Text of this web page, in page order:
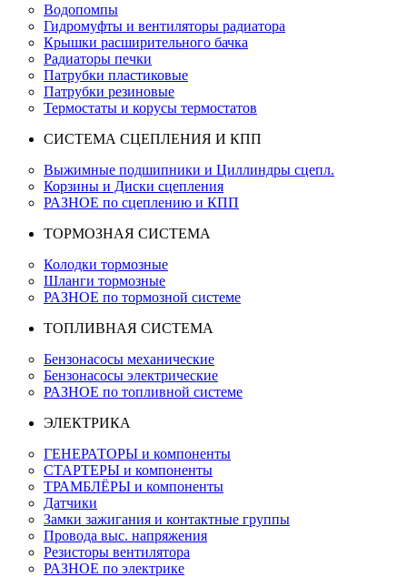
Водопомпы
Гидромуфты и вентиляторы радиатора
Крышки расширительного бачка
Радиаторы печки
Патрубки пластиковые
Патрубки резиновые
Термостаты и корусы термостатов
СИСТЕМА СЦЕПЛЕНИЯ И КПП
Выжимные подшипники и Циллиндры сцепл.
Корзины и Диски сцепления
РАЗНОЕ по сцеплению и КПП
ТОРМОЗНАЯ СИСТЕМА
Колодки тормозные
Шланги тормозные
РАЗНОЕ по тормозной системе
ТОПЛИВНАЯ СИСТЕМА
Бензонасосы механические
Бензонасосы электрические
РАЗНОЕ по топливной системе
ЭЛЕКТРИКА
ГЕНЕРАТОРЫ и компоненты
СТАРТЕРЫ и компоненты
ТРАМБЛЁРЫ и компоненты
Датчики
Замки зажигания и контактные группы
Провода выс. напряжения
Резисторы вентилятора
РАЗНОЕ по электрике